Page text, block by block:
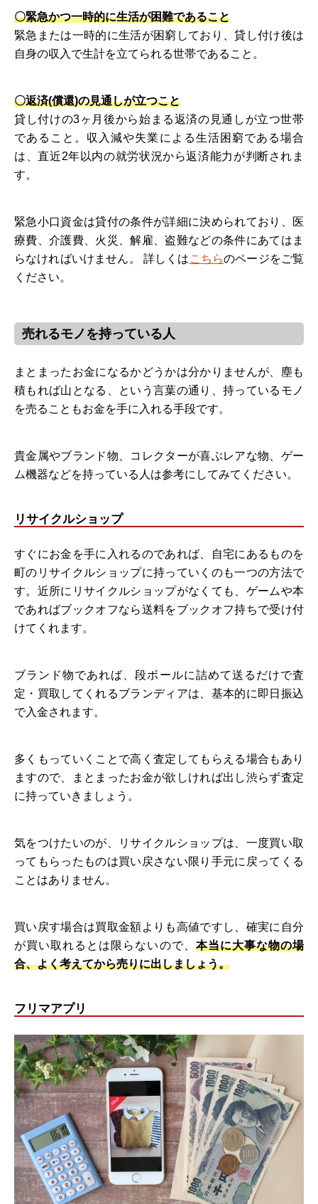
〇緊急かつ一時的に生活が困難であること
緊急または一時的に生活が困窮しており、貸し付け後は
自身の収入で生計を立てられる世帯であること。
〇返済(償還)の見通しが立つこと
貸し付けの3ヶ月後から始まる返済の見通しが立つ世帯
であること。収入減や失業による生活困窮である場合
は、直近2年以内の就労状況から返済能力が判断されま
す。
緊急小口資金は貸付の条件が詳細に決められており、医
療費、介護費、火災、解雇、盗難などの条件にあてはま
らなければいけません。 詳しくは こちらのページをご覧
ください。
売れるモノを持っている人
まとまったお金になるかどうかは分かりませんが、塵も
積もれば山となる、という言葉の通り、持っているモノ
を売ることもお金を手に入れる手段です。
貴金属やブランド物、コレクターが喜ぶレアな物、ゲー
ム機器などを持っている人は参考にしてみてください。
リサイクルショップ
すぐにお金を手に入れるのであれば、自宅にあるものを
町のリサイクルショップに持っていくのも一つの方法で
す。近所にリサイクルショップがなくても、ゲームや本
であればブックオフなら送料をブックオフ持ちで受け付
けてくれます。
ブランド物であれば、段ボールに詰めて送るだけで査
定・買取してくれるブランディアは、基本的に即日振込
で入金されます。
多くもっていくことで高く査定してもらえる場合もあり
ますので、まとまったお金が欲しければ出し渋らず査定
に持っていきましょう。
気をつけたいのが、リサイクルショップは、一度買い取
ってもらったものは買い戻さない限り手元に戻ってくる
ことはありません。
買い戻す場合は買取金額よりも高値ですし、確実に自分
が買い取れるとは限らないので、 本当に大事な物の場
合、よく考えてから売りに出しましょう。
フリマアプリ